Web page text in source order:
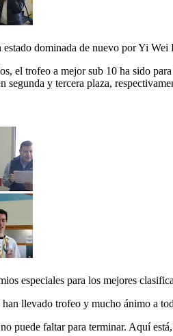
dominada de nuevo por Yi
el trofeo a mejor sub 10 ha sido
segunda y tercera plaza,
especiales para los mejores
llevado trofeo y mucho ánimo a
puede faltar para terminar. Aquí